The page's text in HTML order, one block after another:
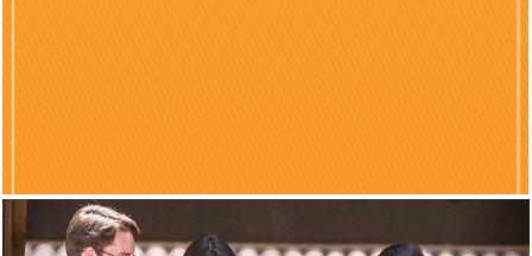
Previous